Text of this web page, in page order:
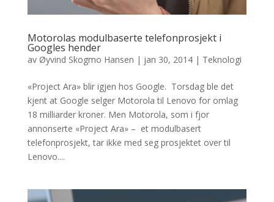
Motorolas modulbaserte telefonprosjekt i
Googles hender
av Øyvind Skogmo Hansen | jan 30, 2014| Teknologi
«Project Ara» blir igjen hos Google. Torsdag ble det
kjent at Google selger Motorola til Lenovo for omlag
18 milliarder kroner. Men Motorola, som i fjor
annonserte «Project Ara» – et modulbasert
telefonprosjekt, tar ikke med seg prosjektet over til
Lenovo....